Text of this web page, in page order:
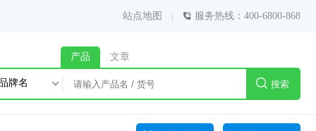
站点地图 服务热线：400-6800-868
产品 文章
牌名 搜索